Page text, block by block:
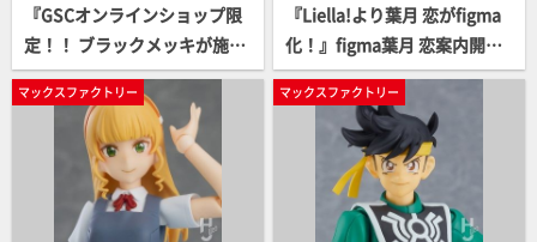
『GSCオンラインショップ限
定！！ ブラックメッキが施さ
れたスペシャルプラモシリー
ズ第4弾！！！』PLAMAX MS
-20 影輝鋼衣幻王丸 案内開
『Liella!より葉月 恋がfigma
化！』figma葉月 恋案内開
始！
マックスファクトリー マックスファクトリー